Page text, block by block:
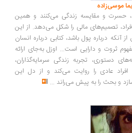
موسی‌زاده
حسرت و مقایسه زندگی می‌کنند و همین
تصمیم‌های مالی را شکل می‌دهد. از این
آنکه درباره پول باشد، کتابی درباره انسان
ثروت و دارایی است... اوزل به‌جای ارائه
دستوری، تجربه زندگی سرمایه‌گذاران،
افراد عادی را روایت می‌کند و از دل این
و بحث را به پیش می‌راند ...